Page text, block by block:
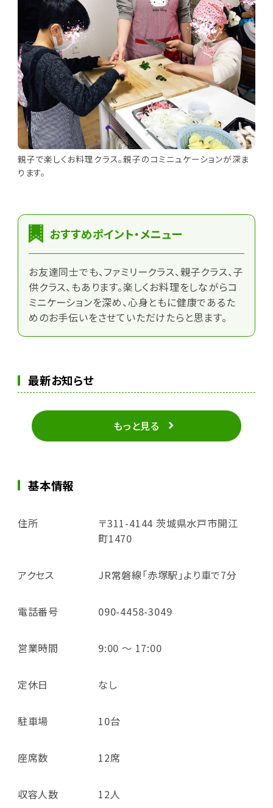
親子で楽しくお料理クラス。親子のコミニュケーションが深ま
ります。
おすすめポイント・メニュー
お友達同士でも、ファミリークラス、親子クラス、子
供クラス、もあります。楽しくお料理をしながらコ
ミニケーションを深め、心身ともに健康であるた
めのお手伝いをさせていただけたらと思ます。
最新お知らせ
もっと見る
基本情報
住所
〒311-4144 茨城県水戸市開江
町1470
アクセス JR常磐線「赤塚駅」より車で7分
電話番号 090-4458-3049
営業時間 9:00 ～ 17:00
定休日 なし
駐車場 10台
座席数 12席
収容人数 12人